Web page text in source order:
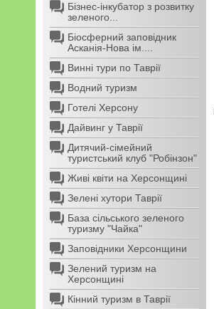
Бізнес-інкубатор з розвитку
зеленого...
Біосферний заповідник
Асканія-Нова ім....
Винні тури по Таврії
Водний туризм
Готелі Херсону
Дайвинг у Таврії
Дитячий-сімейний
туристський клуб "Робінзон"
Живі квіти на Херсонщині
Зелені хутори Таврії
База сільського зеленого
туризму "Чайка"
Заповідники Херсонщини
Зелений туризм на
Херсонщині
Кінний туризм в Таврії